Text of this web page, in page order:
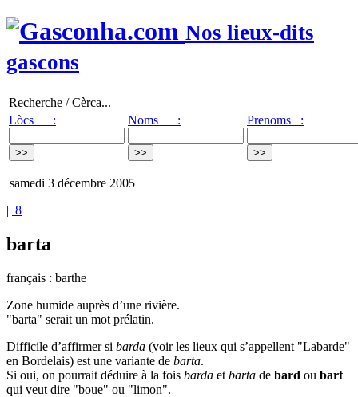
Nos lieux-dits
gascons
Recherche / Cèrca...
Lòcs :
Noms : Prenoms :
samedi 3 décembre 2005
| 8
barta
français : barthe
Zone humide auprès d’une rivière.
"barta" serait un mot prélatin.
Difficile d’affirmer si barda (voir les lieux qui s’appellent "Labarde"
en Bordelais) est une variante de barta.
Si oui, on pourrait déduire à la fois barda et barta de bard ou bart
qui veut dire "boue" ou "limon".